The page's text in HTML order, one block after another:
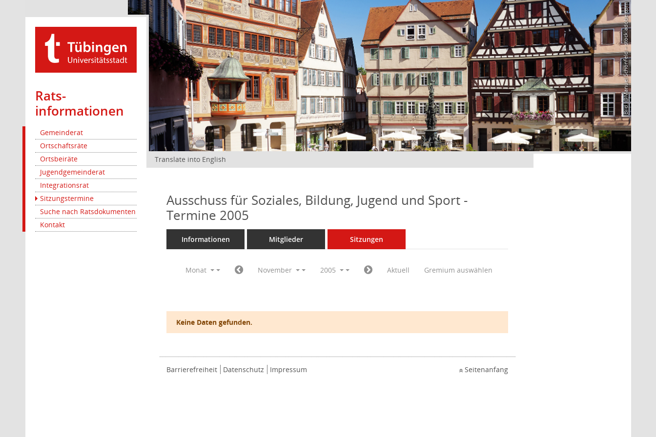
Rats­
informationen
Gemeinderat
Ortschaftsräte
Ortsbeiräte
Jugendgemeinderat
Integrationsrat
Sitzungstermine
Suche nach Ratsdokumenten
Kontakt
Bild: @Manuel Schönfeld – stock.adobe.com
Translate into English
Ausschuss für Soziales, Bildung, Jugend und Sport -
Termine 2005
Informationen Mitglieder Sitzungen
Monat November 2005 Aktuell Gremium auswählen
Keine Daten gefunden.
Barrierefreiheit Datenschutz Impressum Seitenanfang